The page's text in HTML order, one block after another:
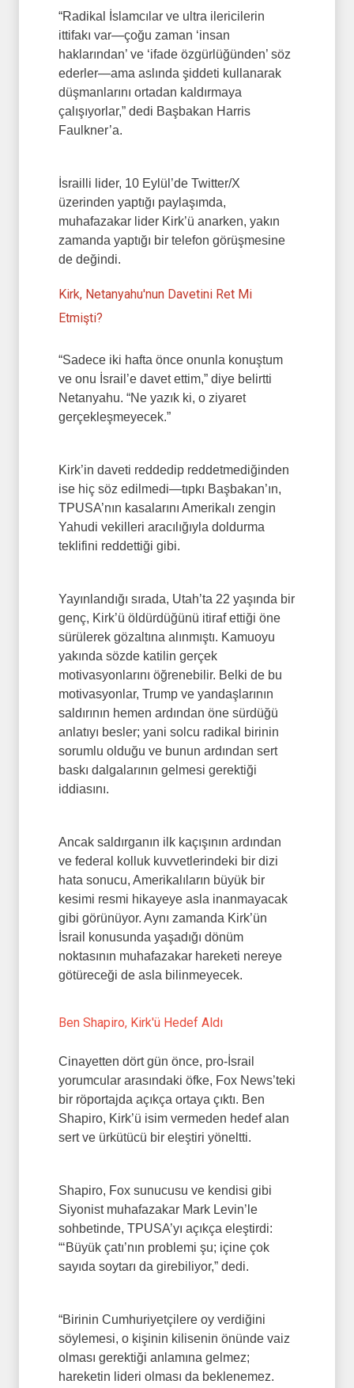
“Radikal İslamcılar ve ultra ilericilerin
ittifakı var—çoğu zaman ‘insan
haklarından’ ve ‘ifade özgürlüğünden’ söz
ederler—ama aslında şiddeti kullanarak
düşmanlarını ortadan kaldırmaya
çalışıyorlar,” dedi Başbakan Harris
Faulkner’a.
İsrailli lider, 10 Eylül’de Twitter/X
üzerinden yaptığı paylaşımda,
muhafazakar lider Kirk’ü anarken, yakın
zamanda yaptığı bir telefon görüşmesine
de değindi.
Kirk, Netanyahu'nun Davetini Ret Mi
Etmişti?
“Sadece iki hafta önce onunla konuştum
ve onu İsrail’e davet ettim,” diye belirtti
Netanyahu. “Ne yazık ki, o ziyaret
gerçekleşmeyecek.”
Kirk’in daveti reddedip reddetmediğinden
ise hiç söz edilmedi—tıpkı Başbakan’ın,
TPUSA’nın kasalarını Amerikalı zengin
Yahudi vekilleri aracılığıyla doldurma
teklifini reddettiği gibi.
Yayınlandığı sırada, Utah’ta 22 yaşında bir
genç, Kirk’ü öldürdüğünü itiraf ettiği öne
sürülerek gözaltına alınmıştı. Kamuoyu
yakında sözde katilin gerçek
motivasyonlarını öğrenebilir. Belki de bu
motivasyonlar, Trump ve yandaşlarının
saldırının hemen ardından öne sürdüğü
anlatıyı besler; yani solcu radikal birinin
sorumlu olduğu ve bunun ardından sert
baskı dalgalarının gelmesi gerektiği
iddiasını.
Ancak saldırganın ilk kaçışının ardından
ve federal kolluk kuvvetlerindeki bir dizi
hata sonucu, Amerikalıların büyük bir
kesimi resmi hikayeye asla inanmayacak
gibi görünüyor. Aynı zamanda Kirk’ün
İsrail konusunda yaşadığı dönüm
noktasının muhafazakar hareketi nereye
götüreceği de asla bilinmeyecek.
Ben Shapiro, Kirk'ü Hedef Aldı
Cinayetten dört gün önce, pro-İsrail
yorumcular arasındaki öfke, Fox News’teki
bir röportajda açıkça ortaya çıktı. Ben
Shapiro, Kirk’ü isim vermeden hedef alan
sert ve ürkütücü bir eleştiri yöneltti.
Shapiro, Fox sunucusu ve kendisi gibi
Siyonist muhafazakar Mark Levin’le
sohbetinde, TPUSA’yı açıkça eleştirdi:
“‘Büyük çatı’nın problemi şu; içine çok
sayıda soytarı da girebiliyor,” dedi.
“Birinin Cumhuriyetçilere oy verdiğini
söylemesi, o kişinin kilisenin önünde vaiz
olması gerektiği anlamına gelmez;
hareketin lideri olması da beklenemez.